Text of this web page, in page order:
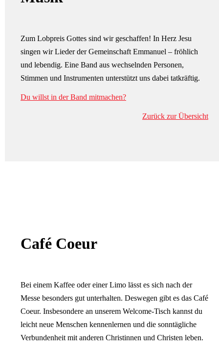
Zum Lobpreis Gottes sind wir geschaffen! In Herz Jesu
singen wir Lieder der Gemeinschaft Emmanuel – fröhlich
und lebendig. Eine Band aus wechselnden Personen,
Stimmen und Instrumenten unterstützt uns dabei tatkräftig.
Du willst in der Band mitmachen?
Zurück zur Übersicht
Café Coeur
Bei einem Kaffee oder einer Limo lässt es sich nach der
Messe besonders gut unterhalten. Deswegen gibt es das Café
Coeur. Insbesondere an unserem Welcome-Tisch kannst du
leicht neue Menschen kennenlernen und die sonntägliche
Verbundenheit mit anderen Christinnen und Christen leben.